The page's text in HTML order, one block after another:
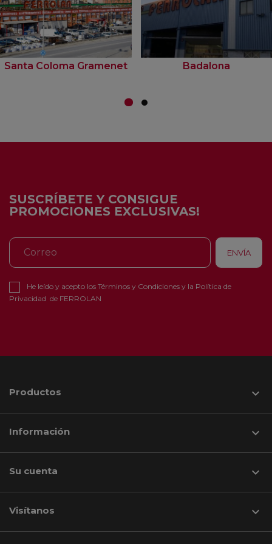
Santa Coloma Gramenet Badalona
SUSCRÍBETE Y CONSIGUE
PROMOCIONES EXCLUSIVAS!
He leído y acepto los Términos y Condiciones y la Política de
Privacidad de FERROLAN
Productos 
Información 
Su cuenta 
Visítanos keyboard_arrow_down